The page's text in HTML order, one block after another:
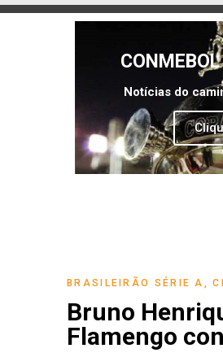
Notícias do
BRASILEIRÃO SÉRIE A ,
Bruno
Flamengo